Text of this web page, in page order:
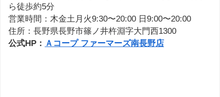
ら徒歩約5分
営業時間：木金土月火9:30〜20:00 日9:00〜20:00
住所：長野県長野市篠ノ井杵淵字大門西1300
公式HP： Ａコープ ファーマーズ南長野店